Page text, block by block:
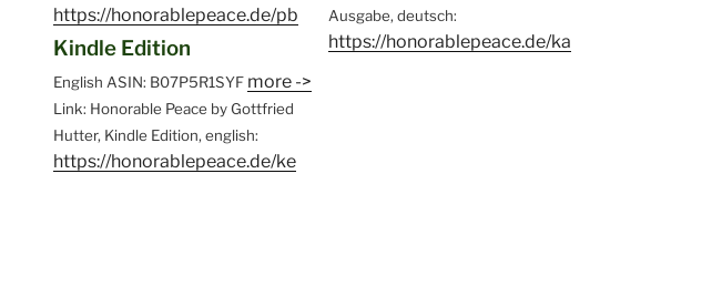
https://honorablepeace.de/pb
Kindle Edition
English ASIN: B07P5R1SYF more ->
Link: Honorable Peace by Gottfried
Hutter, Kindle Edition, english:
https://honorablepeace.de/ke
Ausgabe, deutsch:
https://honorablepeace.de/ka